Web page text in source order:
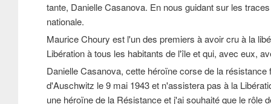
tante, Danielle Casanova. En nous guidant sur les
nationale.
Maurice Choury est l'un des premiers à avoir cru à la
Libération à tous les habitants de l'île et qui, avec eux,
Danielle Casanova, cette héroïne corse de la
d'Auschwitz le 9 mai 1943 et n'assistera pas à la
une héroïne de la Résistance et j'ai souhaité que le